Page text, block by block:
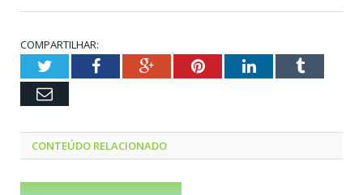
COMPARTILHAR:
TwitterFacebookGoogle+PinterestLinkedInTumblr
Email
CONTEÚDO RELACIONADO